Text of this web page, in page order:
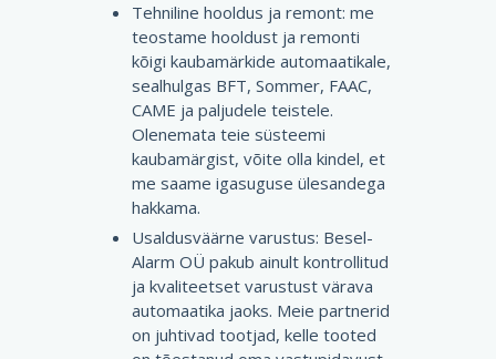
Tehniline hooldus ja remont: me
teostame hooldust ja remonti
kõigi kaubamärkide automaatikale,
sealhulgas BFT, Sommer, FAAC,
CAME ja paljudele teistele.
Olenemata teie süsteemi
kaubamärgist, võite olla kindel, et
me saame igasuguse ülesandega
hakkama.
Usaldusväärne varustus: Besel-
Alarm OÜ pakub ainult kontrollitud
ja kvaliteetset varustust värava
automaatika jaoks. Meie partnerid
on juhtivad tootjad, kelle tooted